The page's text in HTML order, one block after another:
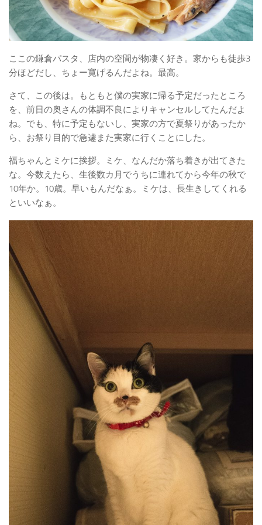
ここの鎌倉パスタ、店内の空間が物凄く好き。家からも徒歩3
分ほどだし、ちょー寛げるんだよね。最高。
さて、この後は。もともと僕の実家に帰る予定だったところ
を、前日の奥さんの体調不良によりキャンセルしてたんだよ
ね。でも、特に予定もないし、実家の方で夏祭りがあったか
ら、お祭り目的で急遽また実家に行くことにした。
福ちゃんとミケに挨拶。ミケ、なんだか落ち着きが出てきた
な。今数えたら、生後数カ月でうちに連れてから今年の秋で
10年か。10歳。早いもんだなぁ。ミケは、長生きしてくれる
といいなぁ。